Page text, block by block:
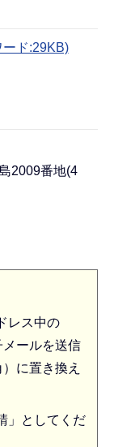
ド:29KB)
2009番地(4
レス中の
メールを送信
に置き換え
」としてくだ